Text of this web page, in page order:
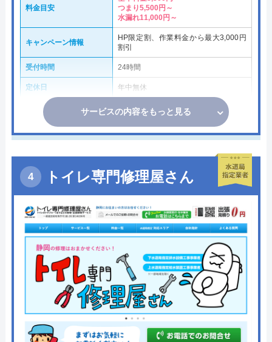
料金目安
つまり5,500円～
水漏れ11,000円～
キャンペーン情報
HP限定割、作業料金から最大3,000円
割引
受付時間 24時間
定休日 年中無休
サービスの内容をもっと見る
トイレ専門修理屋さん